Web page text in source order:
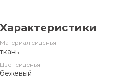
Характеристики
Материал сиденья
ткань
Цвет сиденья
бежевый